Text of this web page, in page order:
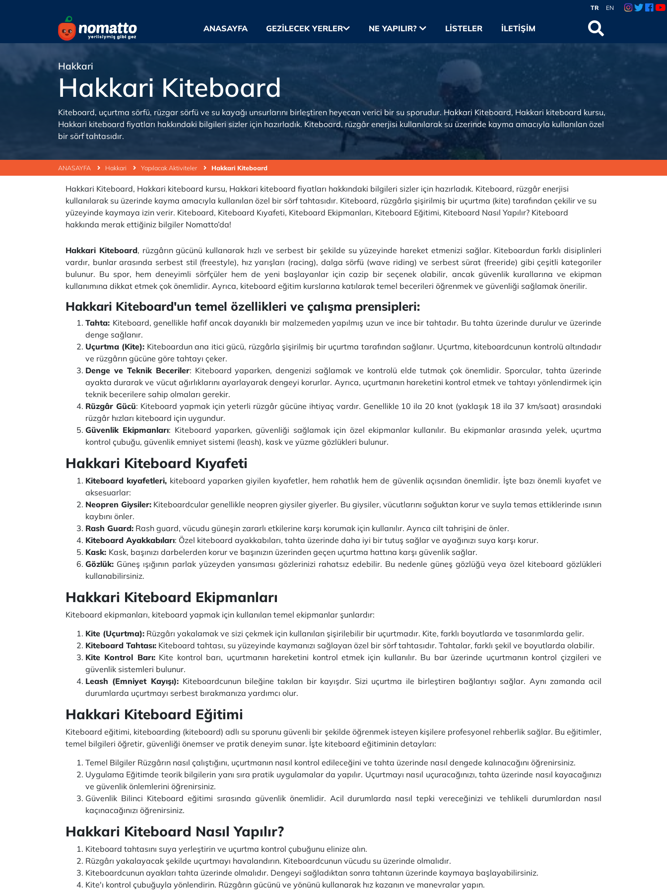
TR EN
ANASAYFA GEZILECEK YERLER NE YAPILIR? LISTELER İLETIŞIM
ANASAYFA Hakkari Yapılacak Aktiviteler Hakkari Kiteboard
Hakkari
Hakkari Kiteboard
Kiteboard, uçurtma sörfü, rüzgar sörfü ve su kayağı unsurlarını birleştiren heyecan verici bir su sporudur. Hakkari Kiteboard, Hakkari kiteboard kursu,
Hakkari kiteboard fiyatları hakkındaki bilgileri sizler için hazırladık. Kiteboard, rüzgâr enerjisi kullanılarak su üzerinde kayma amacıyla kullanılan özel
bir sörf tahtasıdır.
Hakkari Kiteboard, Hakkari kiteboard kursu, Hakkari kiteboard fiyatları hakkındaki bilgileri sizler için hazırladık. Kiteboard, rüzgâr enerjisi
kullanılarak su üzerinde kayma amacıyla kullanılan özel bir sörf tahtasıdır. Kiteboard, rüzgârla şişirilmiş bir uçurtma (kite) tarafından çekilir ve su
yüzeyinde kaymaya izin verir. Kiteboard, Kiteboard Kıyafeti, Kiteboard Ekipmanları, Kiteboard Eğitimi, Kiteboard Nasıl Yapılır? Kiteboard
hakkında merak ettiğiniz bilgiler Nomatto’da!
Hakkari Kiteboard, rüzgârın gücünü kullanarak hızlı ve serbest bir şekilde su yüzeyinde hareket etmenizi sağlar. Kiteboardun farklı disiplinleri
vardır, bunlar arasında serbest stil (freestyle), hız yarışları (racing), dalga sörfü (wave riding) ve serbest sürat (freeride) gibi çeşitli kategoriler
bulunur. Bu spor, hem deneyimli sörfçüler hem de yeni başlayanlar için cazip bir seçenek olabilir, ancak güvenlik kurallarına ve ekipman
kullanımına dikkat etmek çok önemlidir. Ayrıca, kiteboard eğitim kurslarına katılarak temel becerileri öğrenmek ve güvenliği sağlamak önerilir.
Hakkari Kiteboard'un temel özellikleri ve çalışma prensipleri:
Tahta: Kiteboard, genellikle hafif ancak dayanıklı bir malzemeden yapılmış uzun ve ince bir tahtadır. Bu tahta üzerinde durulur ve üzerinde
denge sağlanır.
Uçurtma (Kite): Kiteboardun ana itici gücü, rüzgârla şişirilmiş bir uçurtma tarafından sağlanır. Uçurtma, kiteboardcunun kontrolü altındadır
ve rüzgârın gücüne göre tahtayı çeker.
Denge ve Teknik Beceriler: Kiteboard yaparken, dengenizi sağlamak ve kontrolü elde tutmak çok önemlidir. Sporcular, tahta üzerinde
ayakta durarak ve vücut ağırlıklarını ayarlayarak dengeyi korurlar. Ayrıca, uçurtmanın hareketini kontrol etmek ve tahtayı yönlendirmek için
teknik becerilere sahip olmaları gerekir.
Rüzgâr Gücü: Kiteboard yapmak için yeterli rüzgâr gücüne ihtiyaç vardır. Genellikle 10 ila 20 knot (yaklaşık 18 ila 37 km/saat) arasındaki
rüzgâr hızları kiteboard için uygundur.
Güvenlik Ekipmanları: Kiteboard yaparken, güvenliği sağlamak için özel ekipmanlar kullanılır. Bu ekipmanlar arasında yelek, uçurtma
kontrol çubuğu, güvenlik emniyet sistemi (leash), kask ve yüzme gözlükleri bulunur.
Hakkari Kiteboard Kıyafeti
Kiteboard kıyafetleri, kiteboard yaparken giyilen kıyafetler, hem rahatlık hem de güvenlik açısından önemlidir. İşte bazı önemli kıyafet ve
aksesuarlar:
Neopren Giysiler: Kiteboardcular genellikle neopren giysiler giyerler. Bu giysiler, vücutlarını soğuktan korur ve suyla temas ettiklerinde ısının
kaybını önler.
Rash Guard: Rash guard, vücudu güneşin zararlı etkilerine karşı korumak için kullanılır. Ayrıca cilt tahrişini de önler.
Kiteboard Ayakkabıları: Özel kiteboard ayakkabıları, tahta üzerinde daha iyi bir tutuş sağlar ve ayağınızı suya karşı korur.
Kask: Kask, başınızı darbelerden korur ve başınızın üzerinden geçen uçurtma hattına karşı güvenlik sağlar.
Gözlük: Güneş ışığının parlak yüzeyden yansıması gözlerinizi rahatsız edebilir. Bu nedenle güneş gözlüğü veya özel kiteboard gözlükleri
kullanabilirsiniz.
Hakkari Kiteboard Ekipmanları
Kiteboard ekipmanları, kiteboard yapmak için kullanılan temel ekipmanlar şunlardır:
Kite (Uçurtma): Rüzgârı yakalamak ve sizi çekmek için kullanılan şişirilebilir bir uçurtmadır. Kite, farklı boyutlarda ve tasarımlarda gelir.
Kiteboard Tahtası: Kiteboard tahtası, su yüzeyinde kaymanızı sağlayan özel bir sörf tahtasıdır. Tahtalar, farklı şekil ve boyutlarda olabilir.
Kite Kontrol Barı:Kite kontrol barı, uçurtmanın hareketini kontrol etmek için kullanılır. Bu bar üzerinde uçurtmanın kontrol çizgileri ve
güvenlik sistemleri bulunur.
Leash (Emniyet Kayışı): Kiteboardcunun bileğine takılan bir kayışdır. Sizi uçurtma ile birleştiren bağlantıyı sağlar. Aynı zamanda acil
durumlarda uçurtmayı serbest bırakmanıza yardımcı olur.
Hakkari Kiteboard Eğitimi
Kiteboard eğitimi, kiteboarding (kiteboard) adlı su sporunu güvenli bir şekilde öğrenmek isteyen kişilere profesyonel rehberlik sağlar. Bu eğitimler,
temel bilgileri öğretir, güvenliği önemser ve pratik deneyim sunar. İşte kiteboard eğitiminin detayları:
Temel Bilgiler Rüzgârın nasıl çalıştığını, uçurtmanın nasıl kontrol edileceğini ve tahta üzerinde nasıl dengede kalınacağını öğrenirsiniz.
Uygulama Eğitimde teorik bilgilerin yanı sıra pratik uygulamalar da yapılır. Uçurtmayı nasıl uçuracağınızı, tahta üzerinde nasıl kayacağınızı
ve güvenlik önlemlerini öğrenirsiniz.
Güvenlik Bilinci Kiteboard eğitimi sırasında güvenlik önemlidir. Acil durumlarda nasıl tepki vereceğinizi ve tehlikeli durumlardan nasıl
kaçınacağınızı öğrenirsiniz.
Hakkari Kiteboard Nasıl Yapılır?
Kiteboard tahtasını suya yerleştirin ve uçurtma kontrol çubuğunu elinize alın.
Rüzgârı yakalayacak şekilde uçurtmayı havalandırın. Kiteboardcunun vücudu su üzerinde olmalıdır.
Kiteboardcunun ayakları tahta üzerinde olmalıdır. Dengeyi sağladıktan sonra tahtanın üzerinde kaymaya başlayabilirsiniz.
Kite'ı kontrol çubuğuyla yönlendirin. Rüzgârın gücünü ve yönünü kullanarak hız kazanın ve manevralar yapın.